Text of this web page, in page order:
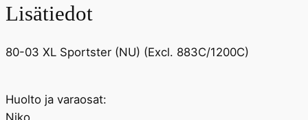
Lisätiedot
80-03 XL Sportster (NU) (Excl. 883C/1200C)
Huolto ja varaosat: